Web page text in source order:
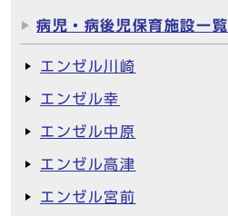
病児・病後児保育施設一覧
エンゼル川崎
エンゼル幸
エンゼル中原
エンゼル高津
エンゼル宮前